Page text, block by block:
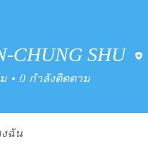
SHU
CHUNG SHU
0 กำลังติดตาม
ฉัน